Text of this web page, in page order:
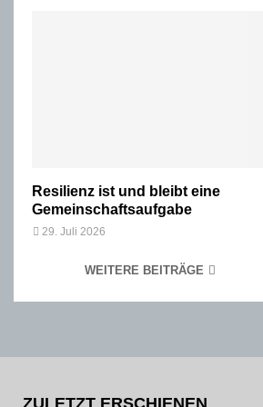
Resilienz ist und bleibt eine
Gemeinschaftsaufgabe
29. Juli 2026
WEITERE BEITRÄGE
ZULETZT ERSCHIENEN